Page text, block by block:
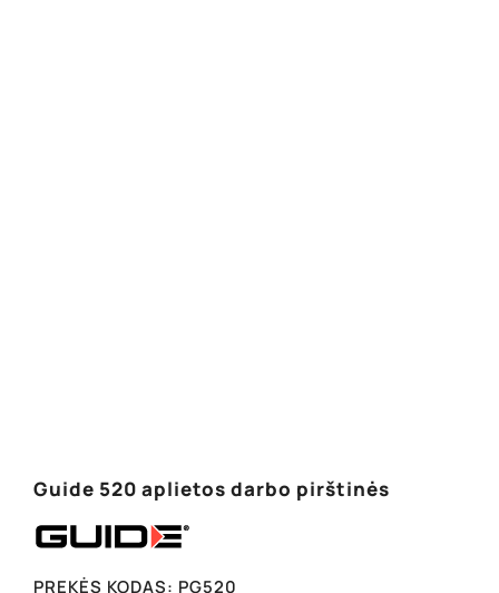
Guide 520 aplietos darbo pirštinės
PREKĖS KODAS: PG520